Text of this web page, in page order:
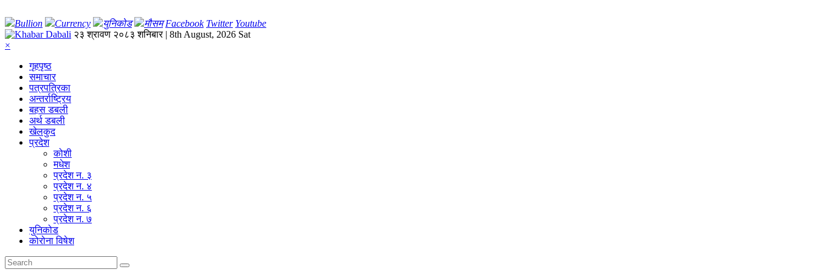
Bullion Currency युनिकोड मौसम Facebook Twitter Youtube
२३ श्रावण २०८३ शनिबार | 8th August, 2026 Sat
×
गृहपृष्‍ठ
समाचार
पत्रपत्रिका
अन्तर्राष्ट्रिय
बहस डबली
अर्थ डबली
खेलकुद
प्रदेश
कोशी
मधेश
प्रदेश न. ३
प्रदेश न. ४
प्रदेश न. ५
प्रदेश न. ६
प्रदेश न. ७
युनिकोड
कोरोना विषेश